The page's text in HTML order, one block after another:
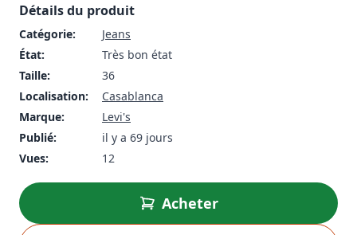
Détails du produit
Catégorie:
Jeans
État:
Très bon état
Taille:
36
Localisation:
Casablanca
Marque:
Levi's
Publié:
il y a 69 jours
Vues:
12
Acheter